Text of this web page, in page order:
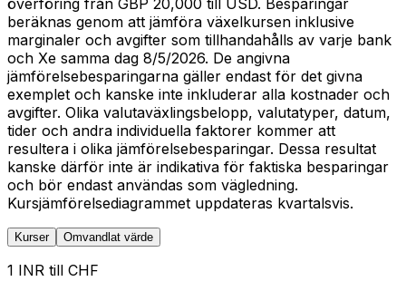
överföring från GBP 20,000 till USD. Besparingar
beräknas genom att jämföra växelkursen inklusive
marginaler och avgifter som tillhandahålls av varje bank
och Xe samma dag 8/5/2026. De angivna
jämförelsebesparingarna gäller endast för det givna
exemplet och kanske inte inkluderar alla kostnader och
avgifter. Olika valutaväxlingsbelopp, valutatyper, datum,
tider och andra individuella faktorer kommer att
resultera i olika jämförelsebesparingar. Dessa resultat
kanske därför inte är indikativa för faktiska besparingar
och bör endast användas som vägledning.
Kursjämförelsediagrammet uppdateras kvartalsvis.
Kurser Omvandlat värde
1 INR till CHF